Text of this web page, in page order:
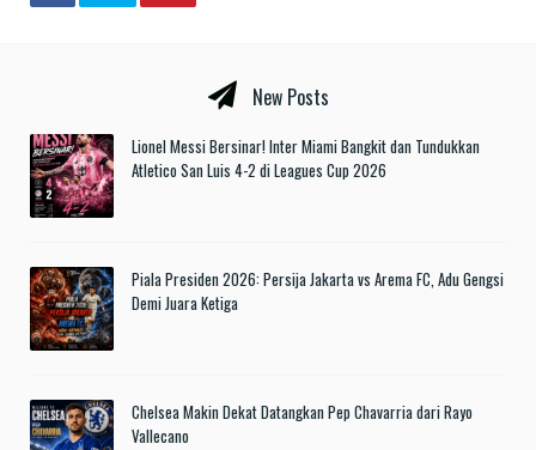
New Posts
Lionel Messi Bersinar! Inter Miami Bangkit dan Tundukkan
Atletico San Luis 4-2 di Leagues Cup 2026
Piala Presiden 2026: Persija Jakarta vs Arema FC, Adu Gengsi
Demi Juara Ketiga
Chelsea Makin Dekat Datangkan Pep Chavarria dari Rayo
Vallecano